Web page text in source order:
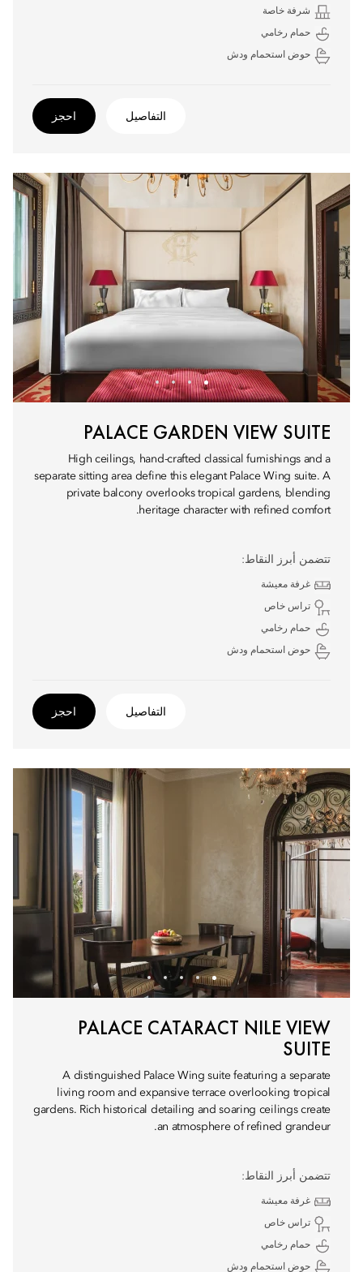
شرفة خاصة
حمام رخامي
حوض استحمام ودش
التفاصيل احجز
PALACE GARDEN VIEW SUITE
High ceilings, hand-crafted classical furnishings and a
separate sitting area define this elegant Palace Wing suite. A
private balcony overlooks tropical gardens, blending
heritage character with refined comfort.
تتضمن أبرز النقاط:
غرفة معيشة
تراس خاص
حمام رخامي
حوض استحمام ودش
التفاصيل احجز
PALACE CATARACT NILE VIEW
SUITE
A distinguished Palace Wing suite featuring a separate
living room and expansive terrace overlooking tropical
gardens. Rich historical detailing and soaring ceilings create
an atmosphere of refined grandeur.
تتضمن أبرز النقاط:
غرفة معيشة
تراس خاص
حمام رخامي
حوض استحمام ودش